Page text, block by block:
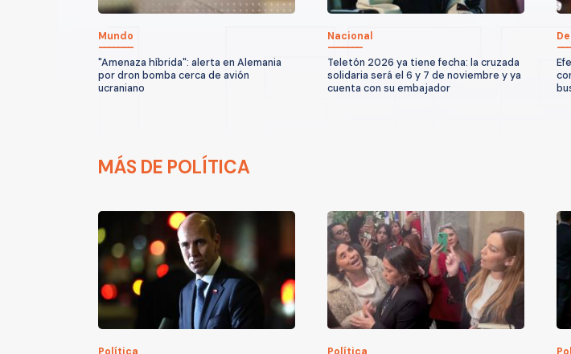
Mundo
"Amenaza híbrida": alerta en Alemania
por dron bomba cerca de avión
ucraniano
Nacional
Teletón 2026 ya tiene fecha: la cruzada
solidaria será el 6 y 7 de noviembre y ya
cuenta con su embajador
MÁS DE POLÍTICA
Política Política